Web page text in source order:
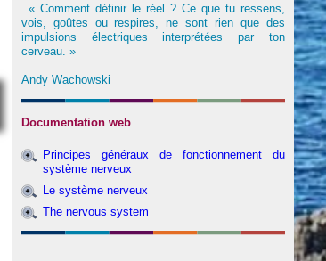
« Comment définir le réel ? Ce que tu ressens,
vois, goûtes ou respires, ne sont rien que des
impulsions électriques interprétées par ton
cerveau. »
Andy Wachowski
Documentation web
Principes généraux de fonctionnement du
système nerveux
Le système nerveux
The nervous system